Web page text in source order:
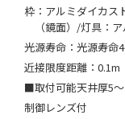
枠：アルミダイカス
（鏡面）/灯具：
光源寿命：光源寿命
近接限度距離：0.1m
■取付可能天井厚5
制御レンズ付